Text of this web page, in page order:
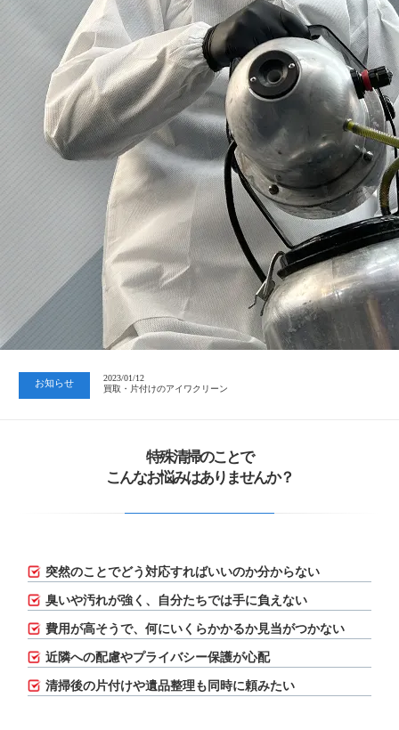
お知らせ
2023/01/12
買取・片付けのアイワクリーン
2023/07/24
中日新聞 岐阜版「空き家対策SOS」コーナーに掲載いただきまし…
2023/01/12
買取・片付けのアイワクリーン
特殊清掃のことで
こんなお悩みはありませんか？
突然のことでどう対応すればいいのか分からない
臭いや汚れが強く、自分たちでは手に負えない
費用が高そうで、何にいくらかかるか見当がつかない
近隣への配慮やプライバシー保護が心配
清掃後の片付けや遺品整理も同時に頼みたい